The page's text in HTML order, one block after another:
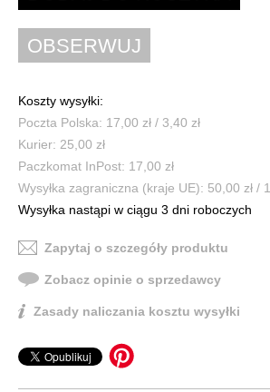
Koszty wysyłki:
Poczta Polska: 17,00 zł / 3,40 zł
Kurier: 25,00 zł
Paczkomat InPost: 17,00 zł
Wysyłka zagraniczna (kraje UE): 50,00 zł /
Wysyłka nastąpi w ciągu 3 dni roboczych
Zapytaj o szczegóły produktu
Zobacz opinie o sprzedawcy
Zasady naliczania kosztu wysyłki